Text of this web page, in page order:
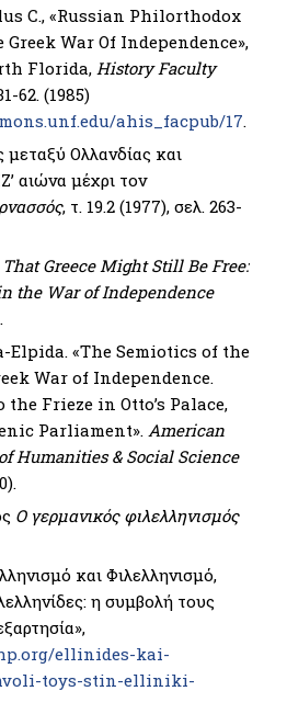
C., «Russian Philorthodox
War Of Independence»,
Florida, History Faculty
62. (1985)
ahis_facpub/17.
μεταξύ Ολλανδίας και
αιώνα μέχρι τον
, τ. 19.2 (1977), σελ. 263-
That Greece Might Still Be Free:
the War of Independence
«The Semiotics of the
War of Independence.
Frieze in Otto’s Palace,
Parliament». American
Humanities & Social Science
Ο γερμανικός φιλελληνισμός
και Φιλελληνισμό,
η συμβολή τους
ellinides-kai-
toys-stin-elliniki-